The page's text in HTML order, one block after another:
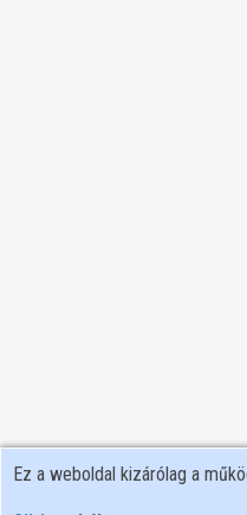
Ez a weboldal kizárólag a